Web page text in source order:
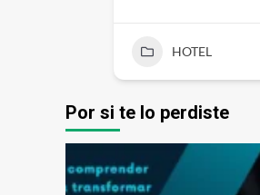
HOTEL
Por si te lo perdiste